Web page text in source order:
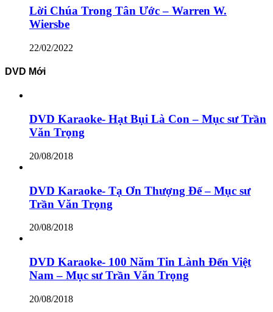
Lời Chúa Trong Tân Ước – Warren W.
Wiersbe
22/02/2022
DVD Mới
DVD Karaoke- Hạt Bụi Là Con – Mục sư Trần
Văn Trọng
20/08/2018
DVD Karaoke- Tạ Ơn Thượng Đế – Mục sư
Trần Văn Trọng
20/08/2018
DVD Karaoke- 100 Năm Tin Lành Đến Việt
Nam – Mục sư Trần Văn Trọng
20/08/2018